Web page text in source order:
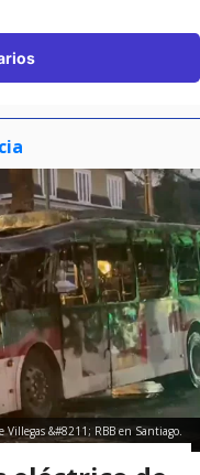
Villegas &#8211; RBB en Santiago.